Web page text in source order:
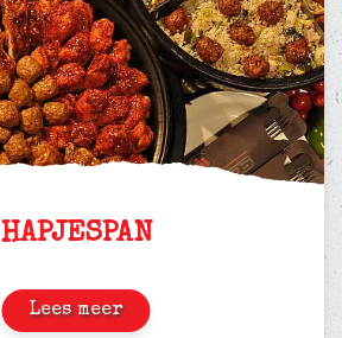
HAPJESPAN
Lees meer